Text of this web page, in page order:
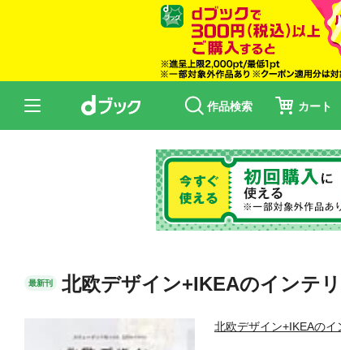
作品検索 カート
最新刊 北欧デザイン+IKEAのインテ
北欧デザイン+IKEAの